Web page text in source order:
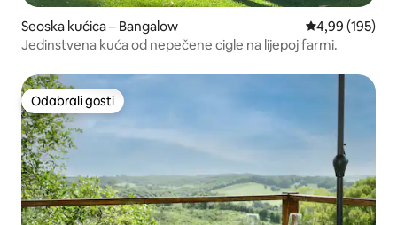
Seoska kućica – Bangalow Prosječna
4,99 (195)
Jedinstvena kuća od nepečene cigle na lijepoj farmi.
Odabrali gosti
Odabrali gosti